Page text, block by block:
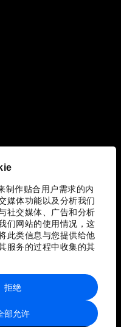
制作贴合用户需求的内
媒体功能以及分析我们
社交媒体、广告和分析
们网站的使用情况，这
此类信息与您提供给他
服务的过程中收集的其
部允许
拒绝